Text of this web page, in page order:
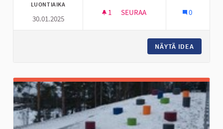
LUONTIAIKA
30.01.2025
1 1 SEURAAJA
SEURAA 0
NÄYTÄ IDEA